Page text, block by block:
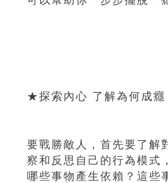
★探索內心 了解為何成癮
要戰勝敵人，首先要了解
察和反思自己的行為模式
哪些事物產生依賴？這些